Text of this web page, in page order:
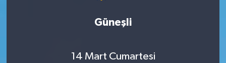
Güneşli
14 Mart Cumartesi